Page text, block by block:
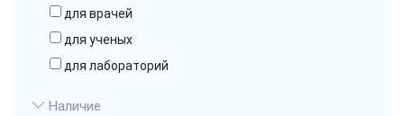
для врачей
для ученых
для лабораторий
Наличие